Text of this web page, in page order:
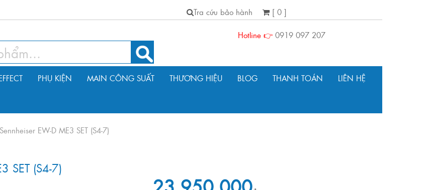
Tra cứu bảo hành
[ 0 ]
Hotline 👉 0919 097 207
PHỤ KIỆN MAIN CÔNG SUẤT THƯƠNG HIỆU BLOG THANH TOÁN LIÊN HỆ
EW-D ME3 SET (S4-7)
SET (S4-7)